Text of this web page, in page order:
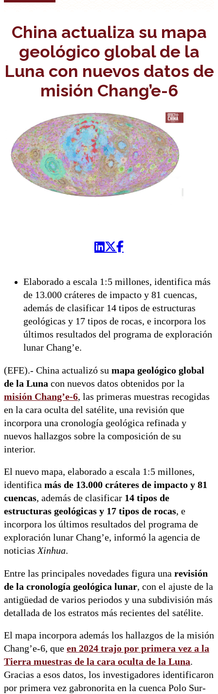
China actualiza su mapa
geológico global de la
Luna con nuevos datos de
misión Chang’e-6
Elaborado a escala 1:5 millones, identifica más
de 13.000 cráteres de impacto y 81 cuencas,
además de clasificar 14 tipos de estructuras
geológicas y 17 tipos de rocas, e incorpora los
últimos resultados del programa de exploración
lunar Chang’e.
(EFE).- China actualizó su mapa geológico global
de la Luna con nuevos datos obtenidos por la
misión Chang’e-6, las primeras muestras recogidas
en la cara oculta del satélite, una revisión que
incorpora una cronología geológica refinada y
nuevos hallazgos sobre la composición de su
interior.
El nuevo mapa, elaborado a escala 1:5 millones,
identifica más de 13.000 cráteres de impacto y 81
cuencas, además de clasificar 14 tipos de
estructuras geológicas y 17 tipos de rocas, e
incorpora los últimos resultados del programa de
exploración lunar Chang’e, informó la agencia de
noticias Xinhua.
Entre las principales novedades figura una revisión
de la cronología geológica lunar, con el ajuste de la
antigüedad de varios periodos y una subdivisión más
detallada de los estratos más recientes del satélite.
El mapa incorpora además los hallazgos de la misión
Chang’e-6, que en 2024 trajo por primera vez a la
Tierra muestras de la cara oculta de la Luna.
Gracias a esos datos, los investigadores identificaron
por primera vez gabronorita en la cuenca Polo Sur-